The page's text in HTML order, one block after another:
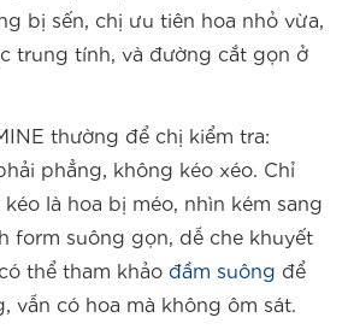
bị sến, chị ưu tiên hoa nhỏ vừa,
trung tính, và đường cắt gọn ở
thường để chị kiểm tra:
phẳng, không kéo xéo. Chỉ
là hoa bị méo, nhìn kém sang
form suông gọn, dễ che khuyết
thể tham khảo đầm suông để
vẫn có hoa mà không ôm sát.